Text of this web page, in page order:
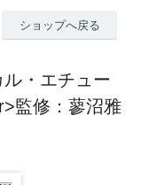
ショップへ戻る
・エチュー
監修：蓼沼雅